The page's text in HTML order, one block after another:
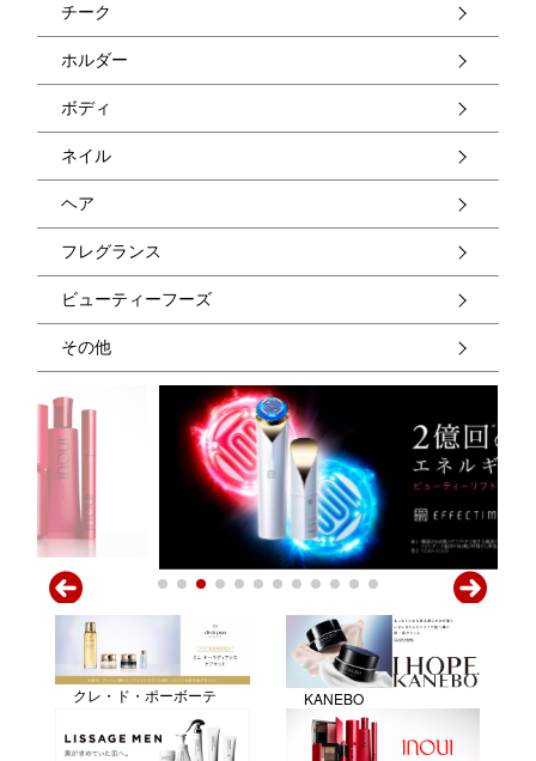
チーク
ホルダー
ボディ
ネイル
ヘア
フレグランス
ビューティーフーズ
その他